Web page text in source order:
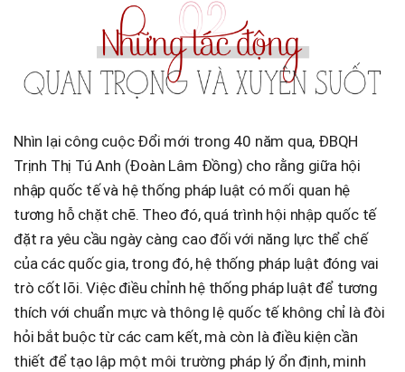
Nhìn lại công cuộc Đổi mới trong 40 năm qua, ĐBQH
Trịnh Thị Tú Anh (Đoàn Lâm Đồng) cho rằng giữa hội
nhập quốc tế và hệ thống pháp luật có mối quan hệ
tương hỗ chặt chẽ. Theo đó, quá trình hội nhập quốc tế
đặt ra yêu cầu ngày càng cao đối với năng lực thể chế
của các quốc gia, trong đó, hệ thống pháp luật đóng vai
trò cốt lõi. Việc điều chỉnh hệ thống pháp luật để tương
thích với chuẩn mực và thông lệ quốc tế không chỉ là đòi
hỏi bắt buộc từ các cam kết, mà còn là điều kiện cần
thiết để tạo lập một môi trường pháp lý ổn định, minh